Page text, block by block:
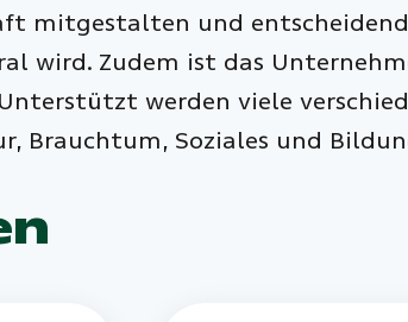
mitgestalten und
wird. Zudem ist das
werden viele
Brauchtum, Soziales und